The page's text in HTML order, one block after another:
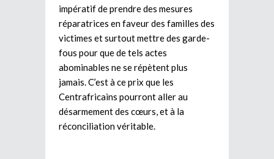
impératif de prendre des mesures
réparatrices en faveur des familles des
victimes et surtout mettre des garde-
fous pour que de tels actes
abominables ne se répètent plus
jamais. C’est à ce prix que les
Centrafricains pourront aller au
désarmement des cœurs, et à la
réconciliation véritable.